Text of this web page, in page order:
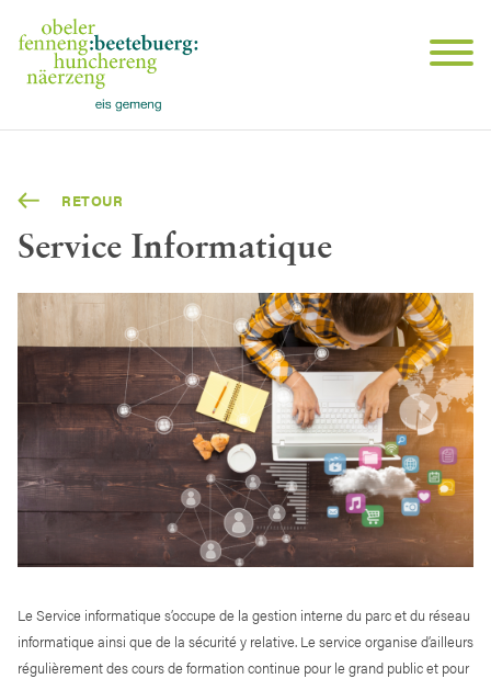
RETOUR
Service Informatique
Le Service informatique s’occupe de la gestion interne du parc et du réseau
informatique ainsi que de la sécurité y relative. Le service organise d’ailleurs
régulièrement des cours de formation continue pour le grand public et pour